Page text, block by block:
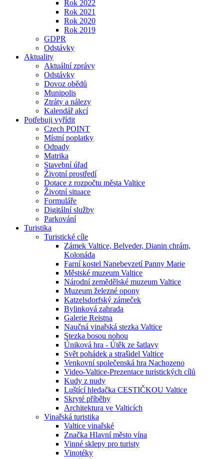
Rok 2022
Rok 2021
Rok 2020
Rok 2019
GDPR
Odstávky
Aktuality
Aktuální zprávy
Odstávky
Dovoz obědů
Munipolis
Ztráty a nálezy
Kalendář akcí
Potřebuji vyřídit
Czech POINT
Místní poplatky
Odpady
Matrika
Stavební úřad
Životní prostředí
Dotace z rozpočtu města Valtice
Životní situace
Formuláře
Digitální služby
Parkování
Turistika
Turistické cíle
Zámek Valtice, Belveder, Dianin chrám,
Kolonáda
Farní kostel Nanebevzetí Panny Marie
Městské muzeum Valtice
Národní zemědělské muzeum Valtice
Muzeum železné opony
Katzelsdorfský zámeček
Bylinková zahrada
Galerie Reistna
Naučná vinařská stezka Valtice
Stezka bosou nohou
Úniková hra - Útěk ze šatlavy
Svět pohádek a strašidel Valtice
Venkovní společenská hra Nachozeno
Video-Valtice-Prezentace turistických cílů
Kudy z nudy
Luštící hledačka CESTIČKOU Valtice
Skryté příběhy
Architektura ve Valticích
Vinařská turistika
Valtice vinařské
Značka Hlavní město vína
Vinné sklepy pro turisty
Vinotéky